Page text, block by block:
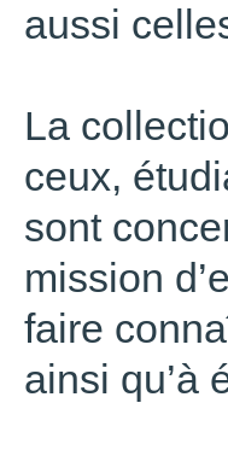
aussi
La
ceux,
sont
mission
faire
ainsi qu’à